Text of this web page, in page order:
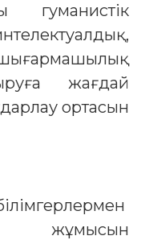
гуманистік
жағдай
ортасын
жұмысын